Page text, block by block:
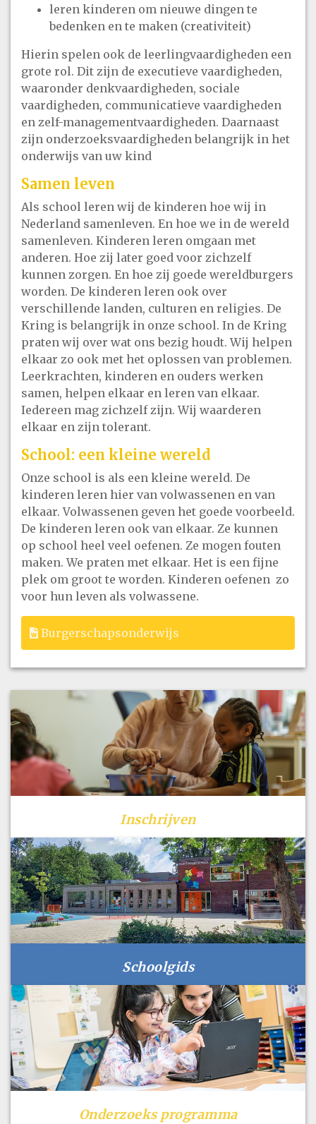
leren kinderen om nieuwe dingen te
bedenken en te maken (creativiteit)
Hierin spelen ook de leerlingvaardigheden een
grote rol. Dit zijn de executieve vaardigheden,
waaronder denkvaardigheden, sociale
vaardigheden, communicatieve vaardigheden
en zelf-managementvaardigheden. Daarnaast
zijn onderzoeksvaardigheden belangrijk in het
onderwijs van uw kind
Samen leven
Als school leren wij de kinderen hoe wij in
Nederland samenleven. En hoe we in de wereld
samenleven. Kinderen leren omgaan met
anderen. Hoe zij later goed voor zichzelf
kunnen zorgen. En hoe zij goede wereldburgers
worden. De kinderen leren ook over
verschillende landen, culturen en religies. De
Kring is belangrijk in onze school. In de Kring
praten wij over wat ons bezig houdt. Wij helpen
elkaar zo ook met het oplossen van problemen.
Leerkrachten, kinderen en ouders werken
samen, helpen elkaar en leren van elkaar.
Iedereen mag zichzelf zijn. Wij waarderen
elkaar en zijn tolerant.
School: een kleine wereld
Onze school is als een kleine wereld. De
kinderen leren hier van volwassenen en van
elkaar. Volwassenen geven het goede voorbeeld.
De kinderen leren ook van elkaar. Ze kunnen
op school heel veel oefenen. Ze mogen fouten
maken. We praten met elkaar. Het is een fijne
plek om groot te worden. Kinderen oefenen zo
voor hun leven als volwassene.
Burgerschapsonderwijs
Inschrijven
Schoolgids
Onderzoeks programma